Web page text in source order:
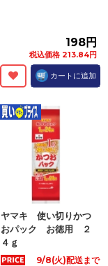
198円
税込価格 213.84円
カートに追加
ヤマキ 使い切りかつ
おパック お徳用 ２
４ｇ
9/8(火)配送まで